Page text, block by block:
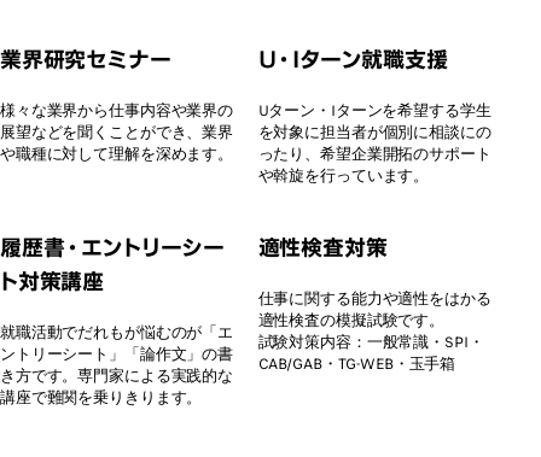
業界研究セミナー
様々な業界から仕事内容や業界の
展望などを聞くことができ、業界
や職種に対して理解を深めます。
U・Iターン就職支援
Uターン・Iターンを希望する学生
を対象に担当者が個別に相談にの
ったり、希望企業開拓のサポート
や斡旋を行っています。
履歴書・エントリーシー
ト対策講座
就職活動でだれもが悩むのが「エ
ントリーシート」「論作文」の書
き方です。専門家による実践的な
講座で難関を乗りきります。
適性検査対策
仕事に関する能力や適性をはかる
適性検査の模擬試験です。
試験対策内容：一般常識・SPI・
CAB/GAB・TG-WEB・玉手箱